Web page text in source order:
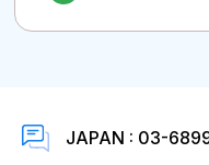
JAPAN : 03-